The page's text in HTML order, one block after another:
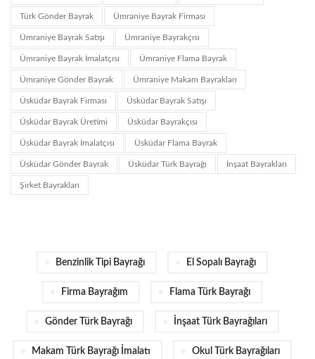
Türk Gönder Bayrak Ümraniye Bayrak Firması
Ümraniye Bayrak Satışı Ümraniye Bayrakçısı
Ümraniye Bayrak İmalatçısı Ümraniye Flama Bayrak
Ümraniye Gönder Bayrak Ümraniye Makam Bayrakları
Üsküdar Bayrak Firması Üsküdar Bayrak Satışı
Üsküdar Bayrak Üretimi Üsküdar Bayrakçısı
Üsküdar Bayrak İmalatçısı Üsküdar Flama Bayrak
Üsküdar Gönder Bayrak Üsküdar Türk Bayrağı İnşaat Bayrakları
Şirket Bayrakları
Benzinlik Tipi Bayrağı El Sopalı Bayrağı
Firma Bayrağım Flama Türk Bayrağı
Gönder Türk Bayrağı İnşaat Türk Bayrağıları
Makam Türk Bayrağı İmalatı Okul Türk Bayrağıları